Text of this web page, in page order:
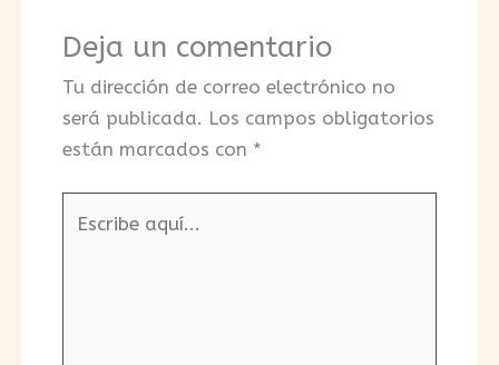
Deja un comentario
Tu dirección de correo electrónico no
será publicada. Los campos obligatorios
están marcados con *